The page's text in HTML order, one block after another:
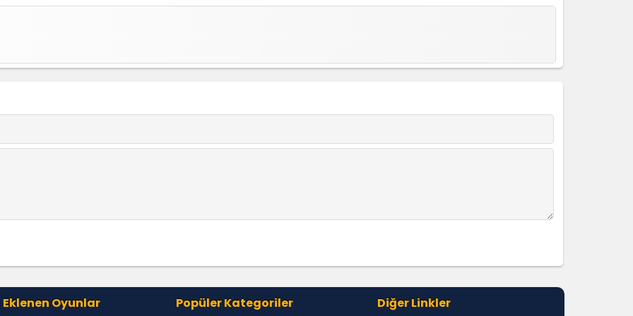
Eklenen Oyunlar Popüler Kategoriler Diğer Linkler